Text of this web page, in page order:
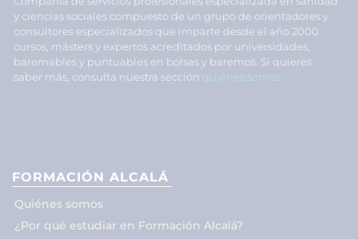
y ciencias sociales compuesto de un grupo de orientadores y
consultores especializados que imparte desde el año 2000
cursos, másters y expertos acreditados por universidades,
baremables y puntuables en bolsas y baremos. Si quieres
saber más, consulta nuestra sección quiénes somos.
FORMACIÓN ALCALÁ
Quiénes somos
¿Por qué estudiar en Formación Alcalá?